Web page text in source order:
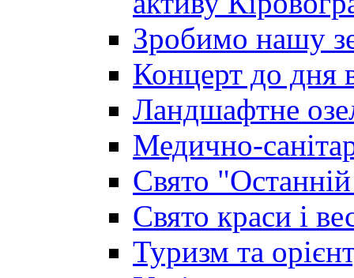
Зробимо нашу
Концерт до дня
Ландшафтне
Медично-
Свято
Свято краси і
Туризм та